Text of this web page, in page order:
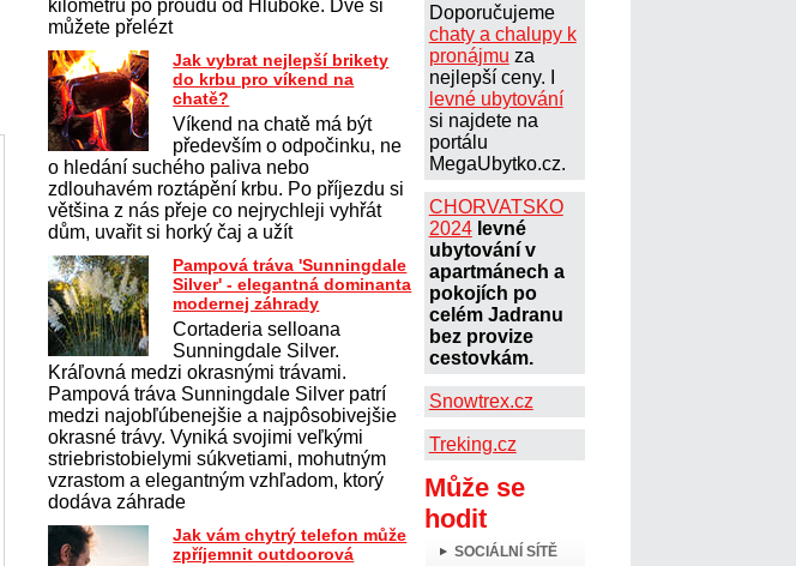
Doporučujeme
chaty a chalupy k
pronájmu za
nejlepší ceny. I
levné ubytování
si najdete na
portálu
MegaUbytko.cz.
CHORVATSKO
2024 levné
ubytování v
apartmánech a
pokojích po
celém Jadranu
bez provize
cestovkám.
Snowtrex.cz
Treking.cz
Může se
hodit
SOCIÁLNÍ SÍTĚ
kilometrů po proudu od Hluboké. Dvě si
můžete přelézt
Jak vybrat nejlepší brikety
do krbu pro víkend na
chatě?
Víkend na chatě má být
především o odpočinku, ne
o hledání suchého paliva nebo
zdlouhavém roztápění krbu. Po příjezdu si
většina z nás přeje co nejrychleji vyhřát
dům, uvařit si horký čaj a užít
Pampová tráva 'Sunningdale
Silver' - elegantná dominanta
modernej záhrady
Cortaderia selloana
Sunningdale Silver.
Kráľovná medzi okrasnými trávami.
Pampová tráva Sunningdale Silver patrí
medzi najobľúbenejšie a najpôsobivejšie
okrasné trávy. Vyniká svojimi veľkými
striebristobielymi súkvetiami, mohutným
vzrastom a elegantným vzhľadom, ktorý
dodáva záhrade
Jak vám chytrý telefon může
zpříjemnit outdoorová